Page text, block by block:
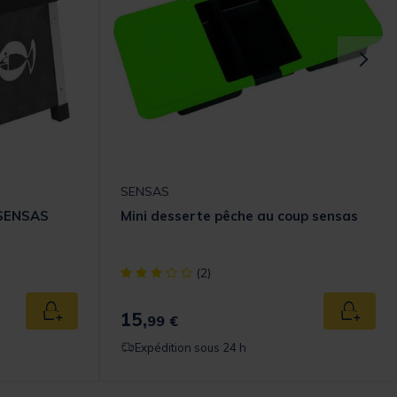
Ajouter au panier
SENSAS
Mini desserte pêche au coup sensas
[object Object] out of 5 Customer Rating
(2)
15,99 € Ajouter
Expédition sous 24 h